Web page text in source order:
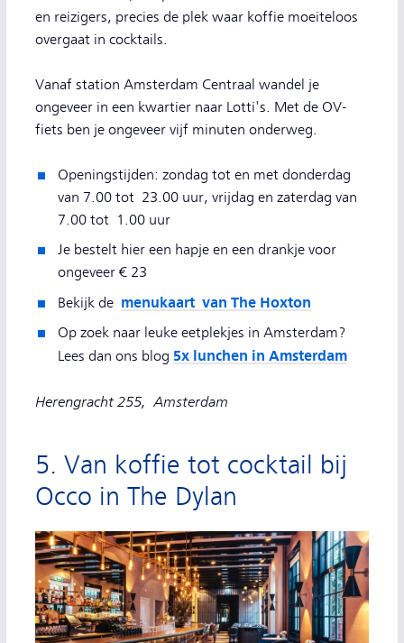
en reizigers, precies de plek waar koffie moeiteloos
overgaat in cocktails.
Vanaf station Amsterdam Centraal wandel je
ongeveer in een kwartier naar Lotti's. Met de OV-
fiets ben je ongeveer vijf minuten onderweg.
Openingstijden: zondag tot en met donderdag
van 7.00 tot 23.00 uur, vrijdag en zaterdag van
7.00 tot 1.00 uur
Je bestelt hier een hapje en een drankje voor
ongeveer € 23
Bekijk de menukaart van The Hoxton
Op zoek naar leuke eetplekjes in Amsterdam?
Lees dan ons blog 5x lunchen in Amsterdam
Herengracht 255, Amsterdam
5. Van koffie tot cocktail bij
Occo in The Dylan